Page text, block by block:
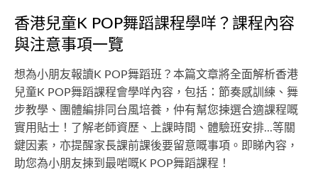
香港兒童K POP舞蹈課程學咩？課程內容
與注意事項一覽
想為小朋友報讀K POP舞蹈班？本篇文章將全面解析香港
兒童K POP舞蹈課程會學咩內容，包括：節奏感訓練、舞
步教學、團體編排同台風培養，仲有幫您揀選合適課程嘅
實用貼士！了解老師資歷、上課時間、體驗班安排...等關
鍵因素，亦提醒家長課前課後要留意嘅事項。即睇內容，
助您為小朋友揀到最啱嘅K POP舞蹈課程！